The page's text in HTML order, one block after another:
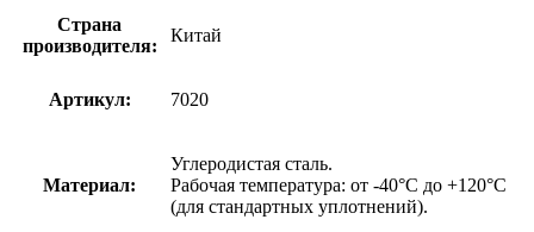
Страна
производителя:
Китай
Артикул: 7020
Материал:
Углеродистая сталь.
Рабочая температура: от -40°C до +120°C
(для стандартных уплотнений).